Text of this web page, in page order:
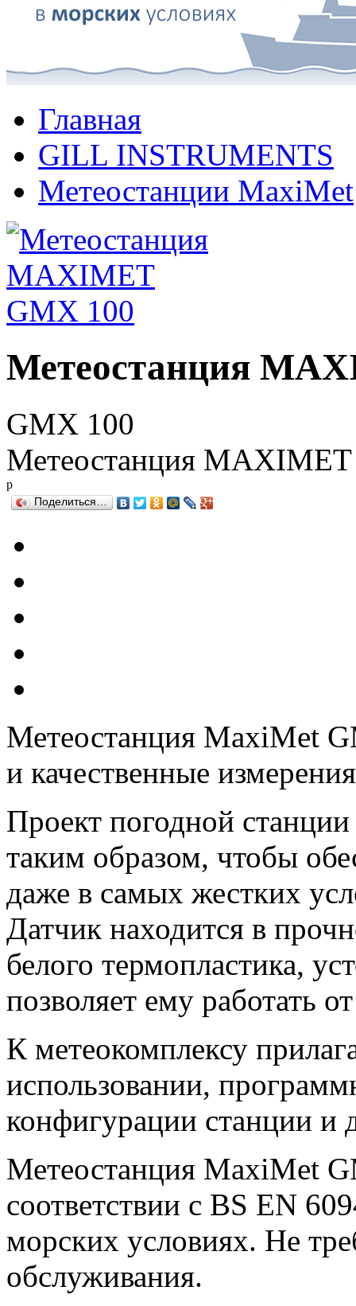
Главная
GILL INSTRUMENTS
Метеостанции MaxiMet
Метеостанция
GMX 100
Метеостанция
р
Поделиться…
Метеостанция MaxiMet
и качественные
Проект погодной
таким образом, чтобы
даже в самых жестких
Датчик находится в
белого термопластика,
позволяет ему работать
К метеокомплексу
использовании,
конфигурации станции и
Метеостанция MaxiMet
соответствии с BS EN
морских условиях. Не
обслуживания.